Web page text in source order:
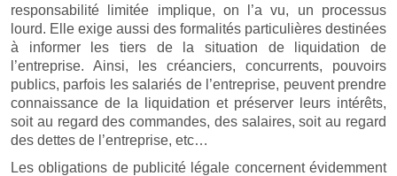
responsabilité limitée implique, on l’a vu, un processus
lourd. Elle exige aussi des formalités particulières destinées
à informer les tiers de la situation de liquidation de
l’entreprise. Ainsi, les créanciers, concurrents, pouvoirs
publics, parfois les salariés de l’entreprise, peuvent prendre
connaissance de la liquidation et préserver leurs intérêts,
soit au regard des commandes, des salaires, soit au regard
des dettes de l’entreprise, etc…
Les obligations de publicité légale concernent évidemment